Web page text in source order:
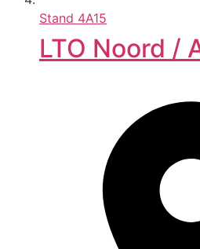
Stand 4A15
LTO Noord /